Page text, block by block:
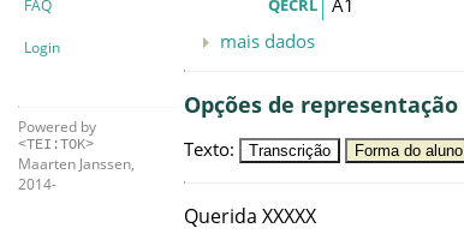
FAQ
Login
Powered by
<TEI:TOK>
Maarten Janssen,
2014-
QECRL
mais dados
Opções de representação
Texto: Transcrição Forma do aluno
Querida XXXXX